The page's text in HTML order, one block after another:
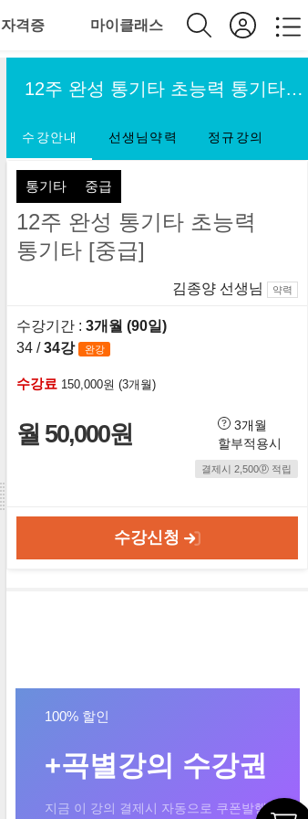
자격증 마이클래스
12주 완성 통기타 초능력 통기타 [중급]
수강안내 선생님약력 정규강의
통기타 중급
12주 완성 통기타 초능력
통기타 [중급]
김종양 선생님 약력
수강기간 : 3개월 (90일)
34 /34강 완강
수강료 150,000원 (3개월)
월 50,000원
3개월
할부적용시
결제시 2,500ⓟ 적립
수강신청
100% 할인
+곡별강의 수강권
지금 이 강의 결제시 자동으로 쿠폰발행!